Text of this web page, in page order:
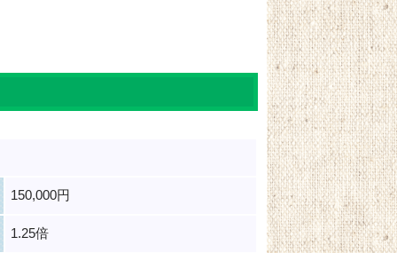
150,000円
1.25倍